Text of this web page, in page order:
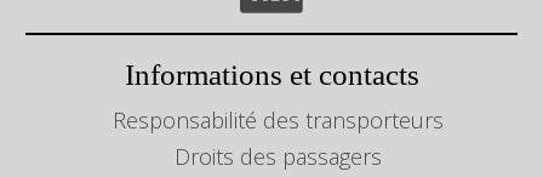
Informations et contacts
Responsabilité des transporteurs
Droits des passagers